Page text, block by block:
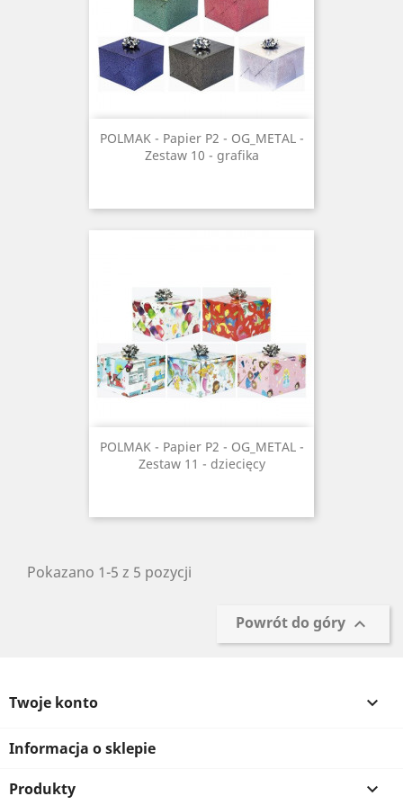
POLMAK - Papier P2 - OG_METAL -
Zestaw 10 - grafika
POLMAK - Papier P2 - OG_METAL -
Zestaw 11 - dziecięcy
Pokazano 1-5 z 5 pozycji
Powrót do góry 
Twoje konto 
Informacja o sklepie
Produkty 